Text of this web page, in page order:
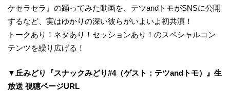
ケセラセラ』の踊ってみた動画を、テツandトモがSNSに公開
するなど、実はゆかりの深い彼らがいよいよ初共演！
トークあり！ネタあり！セッションあり！のスペシャルコン
テンツを繰り広げる！
▼丘みどり『スナックみどり#4（ゲスト：テツandトモ）』生
放送 視聴ページURL